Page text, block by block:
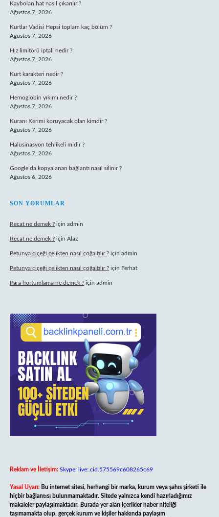
Kaybolan hat nasıl çıkarılır ?
Ağustos 7, 2026
Kurtlar Vadisi Hepsi toplam kaç bölüm ?
Ağustos 7, 2026
Hız limitörü iptali nedir ?
Ağustos 7, 2026
Kurt karakteri nedir ?
Ağustos 7, 2026
Hemoglobin yıkımı nedir ?
Ağustos 7, 2026
Kuranı Kerimi koruyacak olan kimdir ?
Ağustos 7, 2026
Halüsinasyon tehlikeli midir ?
Ağustos 7, 2026
Google’da kopyalanan bağlantı nasıl silinir ?
Ağustos 6, 2026
SON YORUMLAR
Recat ne demek ? için admin
Recat ne demek ? için Alaz
Petunya çiçeği çelikten nasıl çoğaltılır ? için admin
Petunya çiçeği çelikten nasıl çoğaltılır ? için Ferhat
Para hortumlama ne demek ? için admin
Reklam ve İletişim: Skype: live:.cid.575569c608265c69
Yasal Uyarı: Bu internet sitesi, herhangi bir marka, kurum veya şahıs şirketi ile
hiçbir bağlantısı bulunmamaktadır. Sitede yalnızca kendi hazırladığımız
makaleler paylaşılmaktadır. Burada yer alan içerikler haber niteliği
taşımamakta olup, gerçek kurum ve kişiler hakkında paylaşım